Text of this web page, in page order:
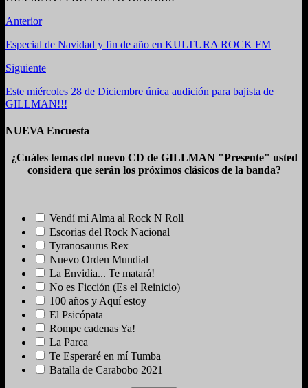
Anterior
Especial de Navidad y fin de año en KULTURA ROCK FM
Siguiente
Este miércoles 28 de Diciembre única audición para bajista de
GILLMAN!!!
NUEVA Encuesta
¿Cuáles temas del nuevo CD de GILLMAN "Presente" usted
considera que serán los próximos clásicos de la banda?
Vendí mí Alma al Rock N Roll
Escorias del Rock Nacional
Tyranosaurus Rex
Nuevo Orden Mundial
La Envidia... Te matará!
No es Ficción (Es el Reinicio)
100 años y Aquí estoy
El Psicópata
Rompe cadenas Ya!
La Parca
Te Esperaré en mí Tumba
Batalla de Carabobo 2021